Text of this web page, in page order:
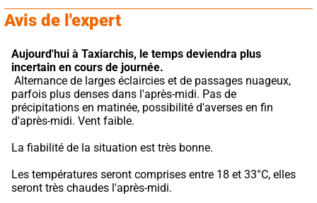
Avis de l'expert
Aujourd'hui à Taxiarchis, le temps deviendra plus
incertain en cours de journée.
parfois plus denses dans l'après-midi. Pas de
précipitations en matinée, possibilité d'averses en fin
d'après-midi. Vent faible.
La fiabilité de la situation est très bonne.
Les températures seront comprises entre 18 et 33°C, elles
seront très chaudes l'après-midi.